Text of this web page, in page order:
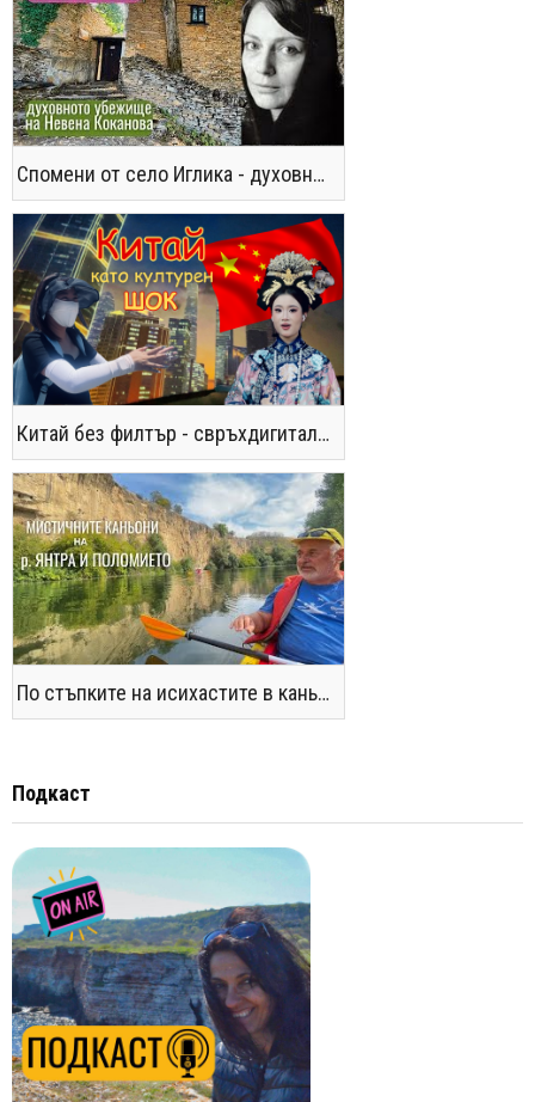
Спомени от село Иглика - духовното убежище на Невена Коканова
Китай без филтър - свръхдигитален, магнетичен, парадоксален
По стъпките на исихастите в каньоните на р. Янтра и Поломието
Подкаст